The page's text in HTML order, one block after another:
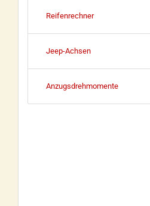
Reifenrechner
Jeep-Achsen
Anzugsdrehmomente